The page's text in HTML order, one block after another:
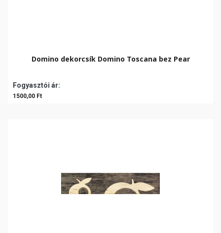
Domino dekorcsík Domino Toscana bez Pear
Fogyasztói ár:
1500,00 Ft